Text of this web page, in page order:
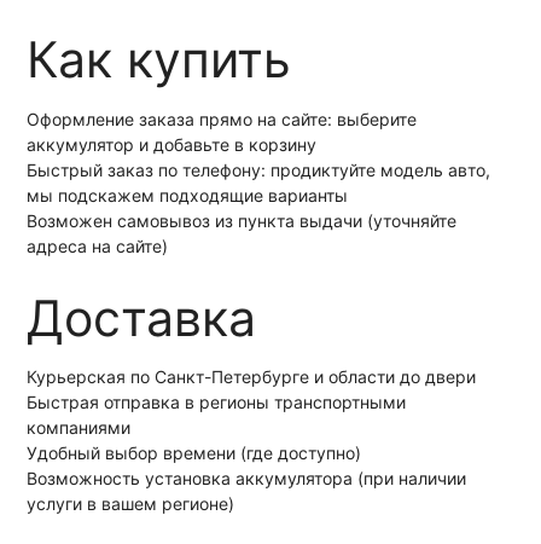
Как купить
Оформление заказа прямо на сайте: выберите
аккумулятор и добавьте в корзину
Быстрый заказ по телефону: продиктуйте модель авто,
мы подскажем подходящие варианты
Возможен самовывоз из пункта выдачи (уточняйте
адреса на сайте)
Доставка
Курьерская по Санкт-Петербурге и области до двери
Быстрая отправка в регионы транспортными
компаниями
Удобный выбор времени (где доступно)
Возможность установка аккумулятора (при наличии
услуги в вашем регионе)